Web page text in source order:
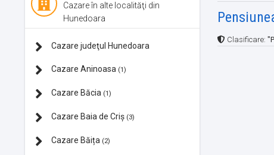
Cazare în alte localităţi din
Hunedoara
Cazare judeţul Hunedoara
Cazare Aninoasa (1)
Cazare Băcia (1)
Cazare Baia de Criș (3)
Cazare Băița (2)
Clasificare: